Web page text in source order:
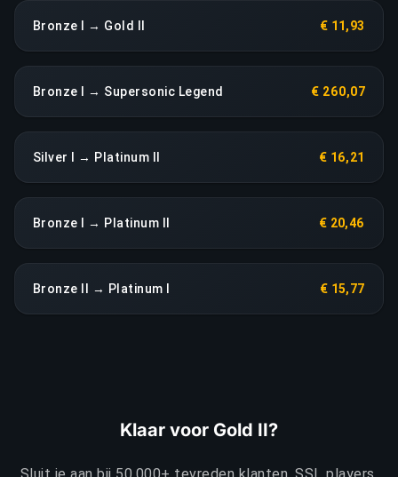
Bronze I → Gold II € 11,93
Bronze I → Supersonic Legend € 260,07
Silver I → Platinum II € 16,21
Bronze I → Platinum II € 20,46
Bronze II → Platinum I € 15,77
Klaar voor Gold II?
Sluit je aan bij 50.000+ tevreden klanten. SSL players.